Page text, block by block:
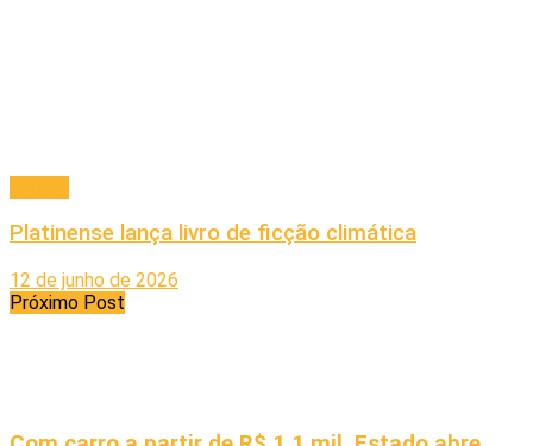
Platinense lança livro de ficção climática
12 de junho de 2026
Próximo Post